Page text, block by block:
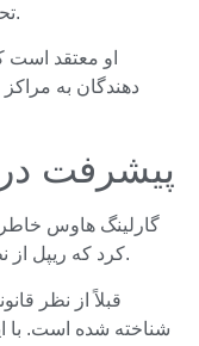
تحقق کامل وعده دارایی های دیجیتال است.
او معتقد است
دهندگان به مراکز
پیشرفت
گارلینگ هاوس
کرد که ریپل از نظر فنی “سگ بزرگی در این مبارزه” ندارد.
شناخته شده است. با